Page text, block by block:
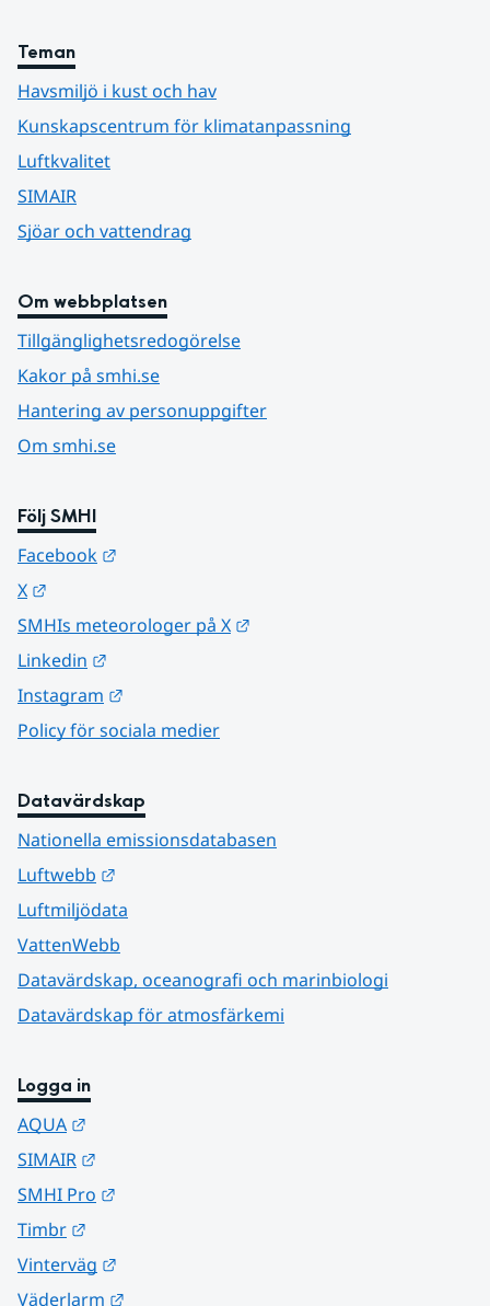
Teman
Havsmiljö i kust och hav
Kunskapscentrum för klimatanpassning
Luftkvalitet
SIMAIR
Sjöar och vattendrag
Om webbplatsen
Tillgänglighetsredogörelse
Kakor på smhi.se
Hantering av personuppgifter
Om smhi.se
Följ SMHI
Facebook
X
SMHIs meteorologer på X
Linkedin
Instagram
Policy för sociala medier
Datavärdskap
Nationella emissionsdatabasen
Luftwebb
Luftmiljödata
VattenWebb
Datavärdskap, oceanografi och marinbiologi
Datavärdskap för atmosfärkemi
Logga in
AQUA
SIMAIR
SMHI Pro
Timbr
Vinterväg
Väderlarm